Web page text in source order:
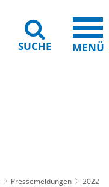
SUCHE MENÜ
Pressemeldungen
2022